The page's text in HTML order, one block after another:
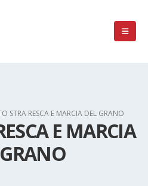
STRA RESCA E MARCIA DEL GRANO
E MARCIA